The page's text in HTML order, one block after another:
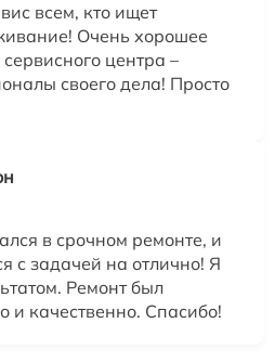
всем, кто ищет
Очень хорошее
центра –
своего дела! Просто
в срочном ремонте, и
с задачей на отлично! Я
Ремонт был
и качественно. Спасибо!